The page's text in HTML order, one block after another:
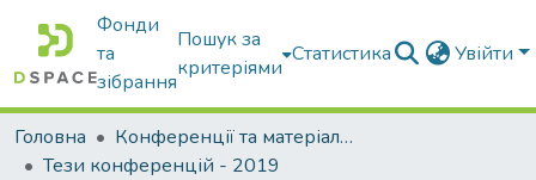
Фонди
та
зібрання
Пошук за
критеріями
Статистика Увійти
Головна
Конференції та матеріали конференцій
Тези конференцій - 2019